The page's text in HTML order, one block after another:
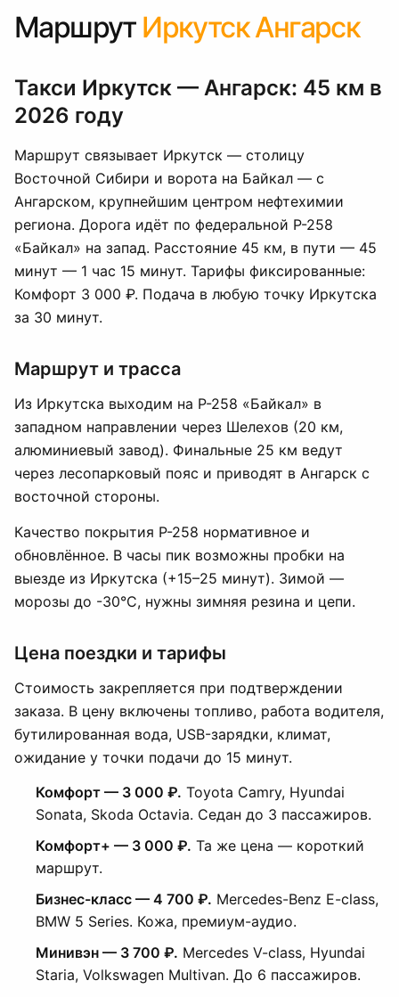
Маршрут Иркутск Ангарск
Такси Иркутск — Ангарск: 45 км в
2026 году
Маршрут связывает Иркутск — столицу
Восточной Сибири и ворота на Байкал — с
Ангарском, крупнейшим центром нефтехимии
региона. Дорога идёт по федеральной Р-258
«Байкал» на запад. Расстояние 45 км, в пути — 45
минут — 1 час 15 минут. Тарифы фиксированные:
Комфорт 3 000 ₽. Подача в любую точку Иркутска
за 30 минут.
Маршрут и трасса
Из Иркутска выходим на Р-258 «Байкал» в
западном направлении через Шелехов (20 км,
алюминиевый завод). Финальные 25 км ведут
через лесопарковый пояс и приводят в Ангарск с
восточной стороны.
Качество покрытия Р-258 нормативное и
обновлённое. В часы пик возможны пробки на
выезде из Иркутска (+15–25 минут). Зимой —
морозы до -30°C, нужны зимняя резина и цепи.
Цена поездки и тарифы
Стоимость закрепляется при подтверждении
заказа. В цену включены топливо, работа водителя,
бутилированная вода, USB-зарядки, климат,
ожидание у точки подачи до 15 минут.
Комфорт — 3 000 ₽. Toyota Camry, Hyundai
Sonata, Skoda Octavia. Седан до 3 пассажиров.
Комфорт+ — 3 000 ₽. Та же цена — короткий
маршрут.
Бизнес-класс — 4 700 ₽. Mercedes-Benz E-class,
BMW 5 Series. Кожа, премиум-аудио.
Минивэн — 3 700 ₽. Mercedes V-class, Hyundai
Staria, Volkswagen Multivan. До 6 пассажиров.